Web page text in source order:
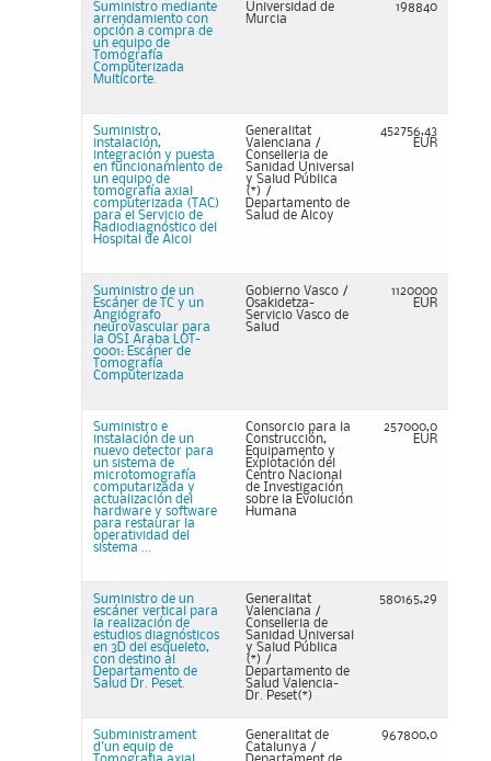
Suministro mediante
arrendamiento con
opción a compra de
un equipo de
Tomografía
Computerizada
Multicorte.
Universidad de
Murcia
198840
Suministro,
instalación,
integración y puesta
en funcionamiento de
un equipo de
tomografía axial
computerizada (TAC)
para el Servicio de
Radiodiagnóstico del
Hospital de Alcoi
Generalitat
Valenciana /
Conselleria de
Sanidad Universal
y Salud Pública
(*) /
Departamento de
Salud de Alcoy
452756,43
EUR
Suministro de un
Escáner de TC y un
Angiógrafo
neurovascular para
la OSI Araba LOT-
0001: Escáner de
Tomografía
Computerizada
Gobierno Vasco /
Osakidetza-
Servicio Vasco de
Salud
1120000
EUR
Suministro e
instalación de un
nuevo detector para
un sistema de
microtomografía
computarizada y
actualización del
hardware y software
para restaurar la
operatividad del
sistema ...
Consorcio para la
Construcción,
Equipamento y
Explotación del
Centro Nacional
de Investigación
sobre la Evolución
Humana
257000,0
EUR
Suministro de un
escáner vertical para
la realización de
estudios diagnósticos
en 3D del esqueleto,
con destino al
Departamento de
Salud Dr. Peset.
Generalitat
Valenciana /
Conselleria de
Sanidad Universal
y Salud Pública
(*) /
Departamento de
Salud Valencia-
Dr. Peset(*)
580165,29
Subministrament
d'un equip de
Generalitat de
Catalunya /
967800,0